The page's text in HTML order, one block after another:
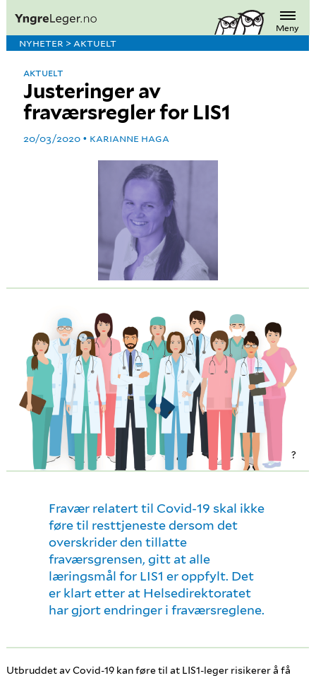
Meny
NYHETER > AKTUELT
Justeringer av
fraværsregler for LIS1
AKTUELT
20/03/2020 KARIANNE HAGA
?
Fravær relatert til Covid-19 skal ikke
føre til resttjeneste dersom det
overskrider den tillatte
fraværsgrensen, gitt at alle
læringsmål for LIS1 er oppfylt. Det
er klart etter at Helsedirektoratet
har gjort endringer i fraværsreglene.
Utbruddet av Covid-19 kan føre til at LIS1-leger risikerer å få